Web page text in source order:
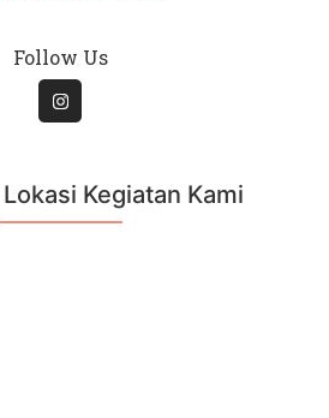
Follow Us
Kegiatan Kami